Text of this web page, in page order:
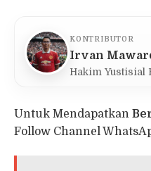
KONTRIBUTOR
Irvan
Hakim Yustisial
Untuk Mendapatkan
Follow Channel